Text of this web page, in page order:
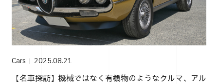
Cars 2025.08.21
【名車探訪】機械ではなく有機物のようなクルマ、アル